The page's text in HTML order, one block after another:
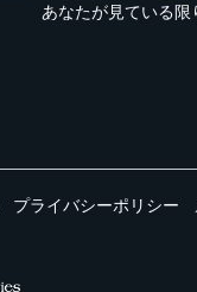
プライバシーポリシー